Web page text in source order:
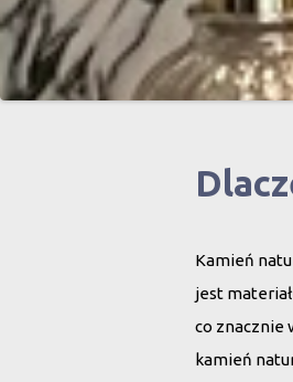
Kamień
jest
co znacznie
kamień